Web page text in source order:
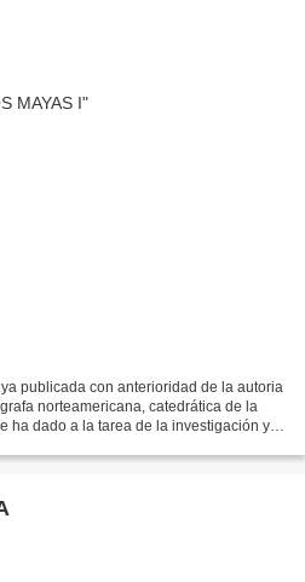
publicada con anterioridad de la autoria
norteamericana, catedrática de la
ha dado a la tarea de la investigación y